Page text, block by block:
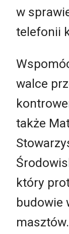
w
telefonii
walce
także
który
budowie